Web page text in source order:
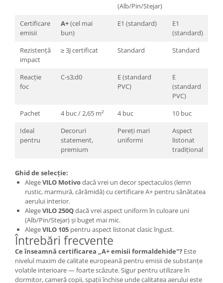
(Alb/Pin/Stejar)
Certificare
emisii
A+(cel mai
bun)
E1 (standard)
E1
(standard)
Rezistență
impact
≥ 3J certificat Standard Standard
Reacție
foc
C-s3;d0
E (standard
PVC)
E
(standard
PVC)
Pachet
4 buc / 2,65 m² 4 buc
10 buc
Ideal
pentru
Decoruri
statement,
premium
Pereți mari
uniformi
Aspect
listonat
tradițional
Ghid de selecție:
AlegeVILO Motivodacă vrei un decor spectaculos (lemn
rustic, marmură, cărămidă) cu certificare A+ pentru sănătatea
aerului interior.
AlegeVILO 250Qdacă vrei aspect uniform în culoare uni
(Alb/Pin/Stejar) și buget mai mic.
AlegeVILO 105 pentru aspect listonat clasic îngust.
Întrebări frecvente
Ce înseamnă certificarea „A+ emisii formaldehide"? Este
nivelul maxim de calitate europeană pentru emisii de substanțe
volatile interioare — foarte scăzute. Sigur pentru utilizare în
dormitor, cameră copii, spații închise unde calitatea aerului este